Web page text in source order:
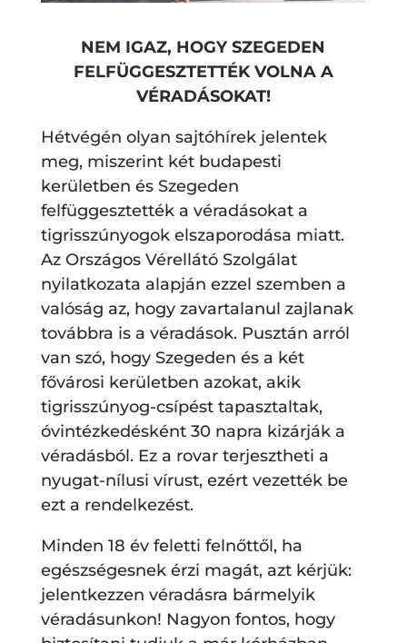
NEM IGAZ, HOGY SZEGEDEN
FELFÜGGESZTETTÉK VOLNA A
VÉRADÁSOKAT!
Hétvégén olyan sajtóhírek jelentek
meg, miszerint két budapesti
kerületben és Szegeden
felfüggesztették a véradásokat a
tigrisszúnyogok elszaporodása miatt.
Az Országos Vérellátó Szolgálat
nyilatkozata alapján ezzel szemben a
valóság az, hogy zavartalanul zajlanak
továbbra is a véradások. Pusztán arról
van szó, hogy Szegeden és a két
fővárosi kerületben azokat, akik
tigrisszúnyog-csípést tapasztaltak,
óvintézkedésként 30 napra kizárják a
véradásból. Ez a rovar terjesztheti a
nyugat-nílusi vírust, ezért vezették be
ezt a rendelkezést.
Minden 18 év feletti felnőttől, ha
egészségesnek érzi magát, azt kérjük:
jelentkezzen véradásra bármelyik
véradásunkon! Nagyon fontos, hogy